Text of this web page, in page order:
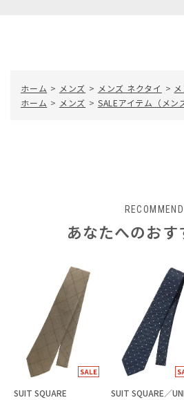
ホーム > メンズ > メンズ ネクタイ >
ホーム > メンズ > SALEアイテム（メン
RECOMMEND
あなたへのおす
SUIT SQUARE